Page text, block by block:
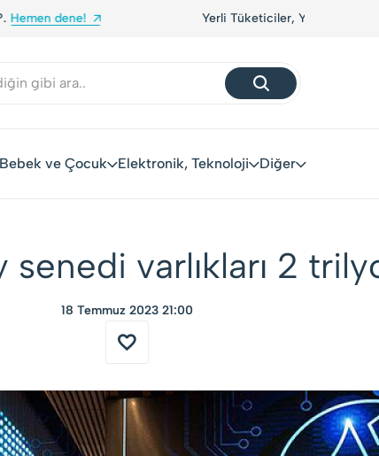
Yerli Tüketiciler, Yerli Markalarla Buluşuyor!
ve Çocuk Elektronik, Teknoloji Diğer
senedi varlıkları 2
18 Temmuz 2023 21:00